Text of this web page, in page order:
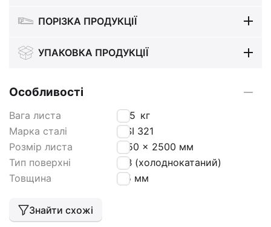
ПОРІЗКА ПРОДУКЦІЇ
УПАКОВКА ПРОДУКЦІЇ
Особливості
Вага листа 12,5 кг
Марка сталі
AISI 321
Розмір листа
1250 x 2500 мм
Тип поверхні
2 В (холоднокатаний)
Товщина
0,5 мм
Знайти схожі